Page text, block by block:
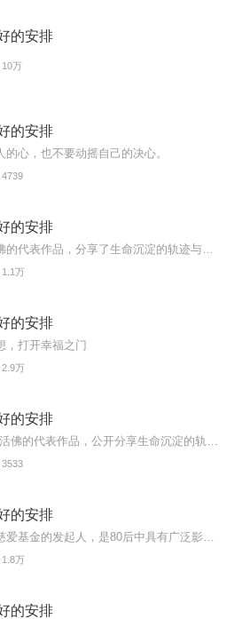
的安排
10万
的安排
的心，也不要动摇自己的决心。
4739
的安排
1.1万
的安排
，打开幸福之门
2.9万
的安排
3533
的安排
1.8万
的安排